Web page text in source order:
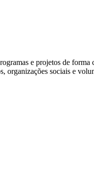
e projetos de
sociais e